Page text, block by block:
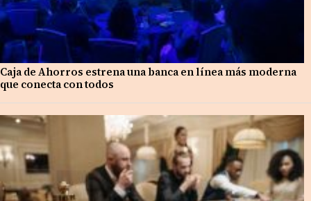
Caja de Ahorros estrena una banca en línea más moderna
que conecta con todos